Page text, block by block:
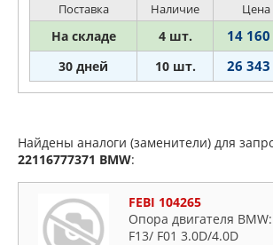
Поставка Наличие Цена
На складе 4 шт. 14
30 дней 10 шт. 26
Найдены аналоги (заменители) для
22116777371 BMW:
FEBI 104265
Опора двигателя
F13/ F01 3.0D/4.0D